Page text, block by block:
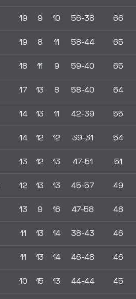
19 9 10 56-38 66
19 8 11 58-44 65
18 11 9 59-40 65
17 13 8 58-40 64
14 13 11 42-39 55
14 12 12 39-31 54
13 12 13 47-51 51
12 13 13 45-57 49
13 9 16 47-58 48
11 13 14 38-43 46
11 13 14 46-48 46
10 15 13 44-44 45